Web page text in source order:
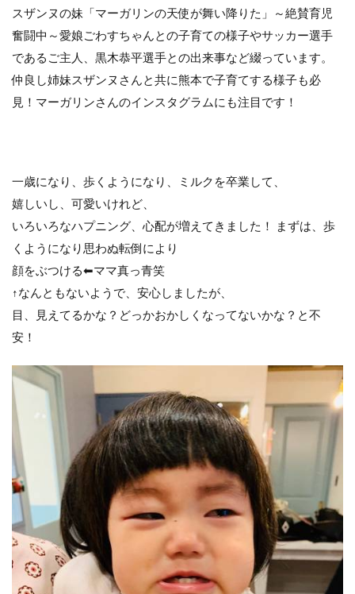
スザンヌの妹「マーガリンの天使が舞い降りた」～絶賛育児
奮闘中～愛娘ごわすちゃんとの子育ての様子やサッカー選手
であるご主人、黒木恭平選手との出来事など綴っています。
仲良し姉妹スザンヌさんと共に熊本で子育てする様子も必
見！マーガリンさんのインスタグラムにも注目です！
一歳になり、歩くようになり、ミルクを卒業して、
嬉しいし、可愛いけれど、
いろいろなハプニング、心配が増えてきました！ まずは、歩
くようになり思わぬ転倒により
顔をぶつける⬅︎ママ真っ青笑
↑なんともないようで、安心しましたが、
目、見えてるかな？どっかおかしくなってないかな？と不
安！